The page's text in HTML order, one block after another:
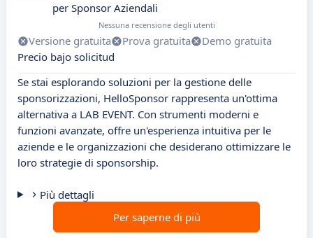
per Sponsor Aziendali
Nessuna recensione degli utenti
Versione gratuita Prova gratuita
Demo gratuita
Precio bajo solicitud
Se stai esplorando soluzioni per la gestione delle
sponsorizzazioni, HelloSponsor rappresenta un'ottima
alternativa a LAB EVENT. Con strumenti moderni e
funzioni avanzate, offre un'esperienza intuitiva per le
aziende e le organizzazioni che desiderano ottimizzare le
loro strategie di sponsorship.
Più dettagli
Per saperne di più